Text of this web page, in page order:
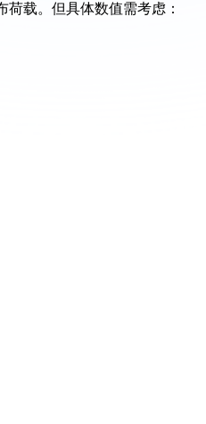
载。但具体数值需考虑：